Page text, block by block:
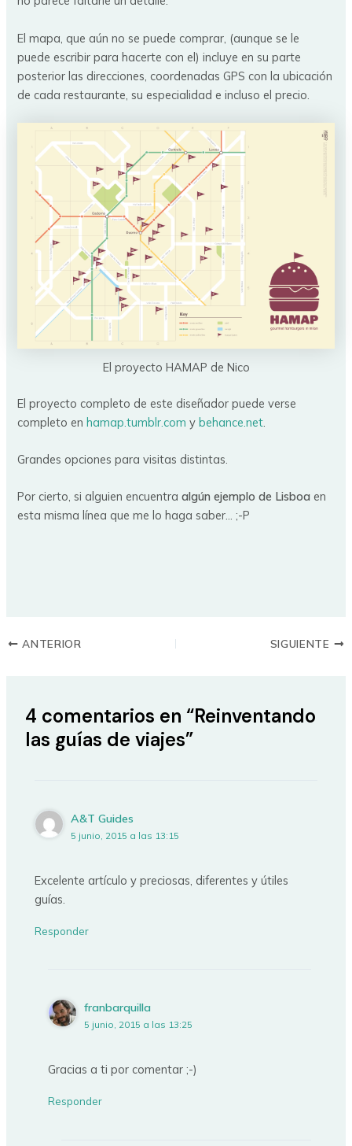
El mapa, que aún no se puede comprar, (aunque se le
puede escribir para hacerte con el) incluye en su parte
posterior las direcciones, coordenadas GPS con la ubicación
de cada restaurante, su especialidad e incluso el precio.
El proyecto HAMAP de Nico
El proyecto completo de este diseñador puede verse
completo enhamap.tumblr.com ybehance.net
Grandes opciones para visitas distintas.
Por cierto, si alguien encuentraalgún ejemplo de Lisboa en
esta misma línea que me lo haga saber… ;-P
ANTERIOR SIGUIENTE
4 comentarios en “Reinventando
las guías de viajes”
A&T Guides
5 junio, 2015 a las 13:15
Excelente artículo y preciosas, diferentes y útiles
guías.
Responder
franbarquilla
5 junio, 2015 a las 13:25
Gracias a ti por comentar ;-)
Responder